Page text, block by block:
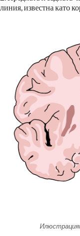
линия, известна като